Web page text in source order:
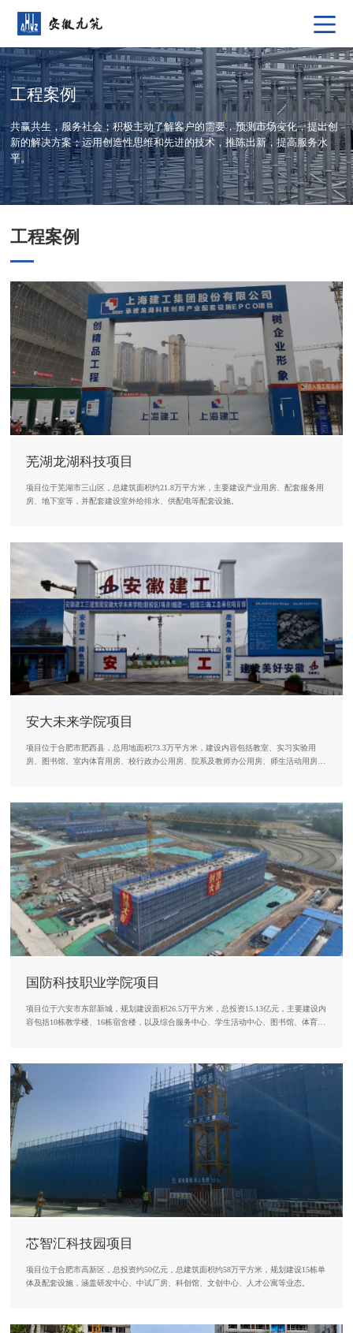
工程案例
共赢共生，服务社会；积极主动了解客户的需要，预测市场变化，提出创
新的解决方案；运用创造性思维和先进的技术，推陈出新，提高服务水
平。
工程案例
芜湖龙湖科技项目
项目位于芜湖市三山区，总建筑面积约21.8万平方米，主要建设产业用房、配套服务用
房、地下室等，并配套建设室外给排水、供配电等配套设施。
安大未来学院项目
项目位于合肥市肥西县，总用地面积73.3万平方米，建设内容包括教室、实习实验用
房、图书馆、室内体育用房、校行政办公用房、院系及教师办公用房、师生活动用房、
国防科技职业学院项目
项目位于六安市东部新城，规划建设面积26.5万平方米，总投资15.13亿元，主要建设内
容包括10栋教学楼、16栋宿舍楼，以及综合服务中心、学生活动中心、图书馆、体育
芯智汇科技园项目
项目位于合肥市高新区，总投资约50亿元，总建筑面积约58万平方米，规划建设15栋单
体及配套设施，涵盖研发中心、中试厂房、科创馆、文创中心、人才公寓等业态。